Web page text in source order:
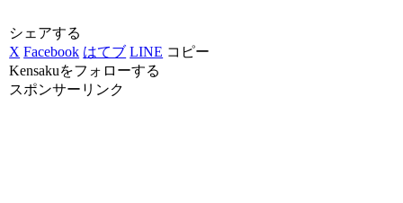
シェアする
X Facebook はてブ LINE コピー
Kensakuをフォローする
スポンサーリンク